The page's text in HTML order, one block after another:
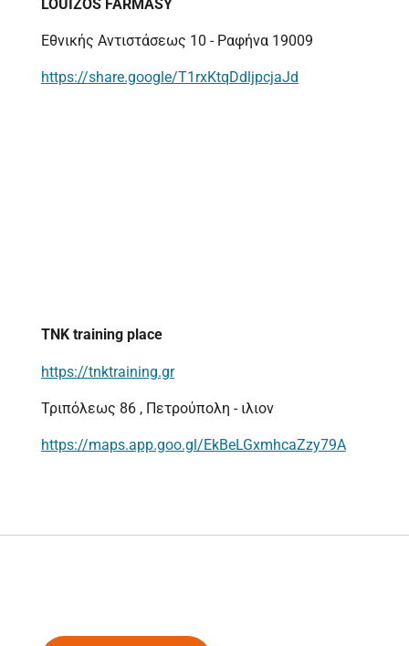
LOUIZOS FARMASY
Εθνικής Αντιστάσεως 10 - Ραφήνα 19009
https://share.google/T1rxKtqDdljpcjaJd
TNK training place
https://tnktraining.gr
Τριπόλεως 86 , Πετρούπολη - ιλιον
https://maps.app.goo.gl/EkBeLGxmhcaZzy79A